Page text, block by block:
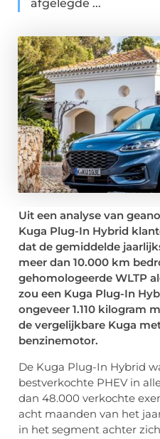
afgelegde ...
Uit een analyse van
Kuga Plug-In Hybrid
dat de gemiddelde
meer dan 10.000 km
gehomologeerde WLTP
zou een Kuga Plug-In
ongeveer 1.110 kilogram
de vergelijkbare Kuga
benzinemotor.
De Kuga Plug-In Hybrid
bestverkochte PHEV in
dan 48.000 verkochte
acht maanden van het
in het segment achter